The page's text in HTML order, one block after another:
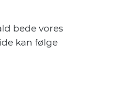
bede vores
kan følge